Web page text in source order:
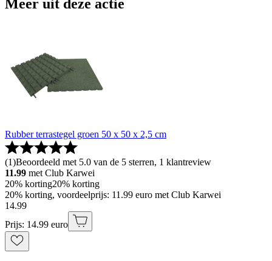
Meer uit deze actie
Rubber terrastegel groen 50 x 50 x 2,5 cm
(1)Beoordeeld met 5.0 van de 5 sterren, 1 klantreview
11.99 met Club Karwei
20% korting20% korting
20% korting, voordeelprijs: 11.99 euro met Club Karwei
14.99
Prijs: 14.99 euro